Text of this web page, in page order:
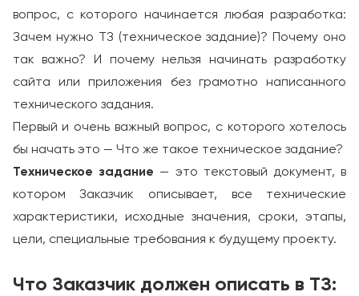
вопрос, с которого начинается любая разработка:
Зачем нужно ТЗ (техническое задание)? Почему оно
так важно? И почему нельзя начинать разработку
сайта или приложения без грамотно написанного
технического задания.
Первый и очень важный вопрос, с которого хотелось
бы начать это — Что же такое техническое задание?
Техническое задание — это текстовый документ, в
котором Заказчик описывает, все технические
характеристики, исходные значения, сроки, этапы,
цели, специальные требования к будущему проекту.
Что Заказчик должен описать в ТЗ: